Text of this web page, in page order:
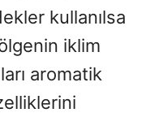
kullanılsa
iklim
aromatik